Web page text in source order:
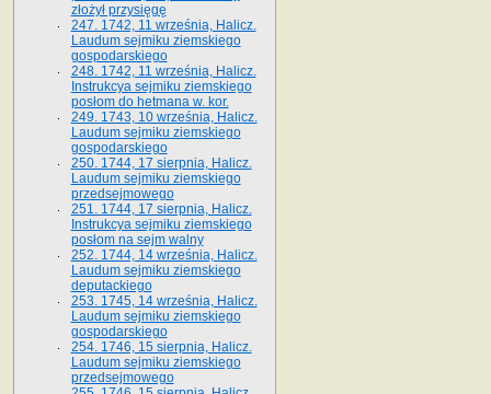
złożył przysięgę
247. 1742, 11 września, Halicz.
Laudum sejmiku ziemskiego
gospodarskiego
248. 1742, 11 września, Halicz.
Instrukcya sejmiku ziemskiego
posłom do hetmana w. kor.
249. 1743, 10 września, Halicz.
Laudum sejmiku ziemskiego
gospodarskiego
250. 1744, 17 sierpnia, Halicz.
Laudum sejmiku ziemskiego
przedsejmowego
251. 1744, 17 sierpnia, Halicz.
Instrukcya sejmiku ziemskiego
posłom na sejm walny
252. 1744, 14 września, Halicz.
Laudum sejmiku ziemskiego
deputackiego
253. 1745, 14 września, Halicz.
Laudum sejmiku ziemskiego
gospodarskiego
254. 1746, 15 sierpnia, Halicz.
Laudum sejmiku ziemskiego
przedsejmowego